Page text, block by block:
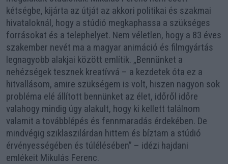
kétségbe, kijárta az útját az akkori politikai és szakmai
hivataloknál, hogy a stúdió megkaphassa a szükséges
forrásokat és a telephelyet. Nem véletlen, hogy a 83 éves
szakember nevét ma a magyar animáció és filmgyártás
legnagyobb alakjai között említik. „Bennünket a
nehézségek tesznek kreatívvá – a kezdetek óta ez a
hitvallásom, amire szükségem is volt, hiszen nagyon sok
probléma elé állított bennünket az élet, időről időre
valahogy mindig úgy alakult, hogy ki kellett találnom
valamit a továbblépés és fennmaradás érdekében. De
mindvégig sziklaszilárdan hittem és bíztam a stúdió
érvényességében és túlélésében” – idézi hajdani
emlékeit Mikulás Ferenc.